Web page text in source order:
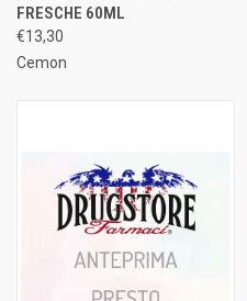
FRESCHE 60ML
€13,30
Cemon